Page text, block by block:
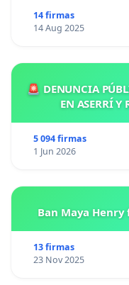
14 firmas
14 Aug 2025
🚨 DENUNCIA
EN ASERRÍ Y
5 094 firmas
1 Jun 2026
Ban Maya
13 firmas
23 Nov 2025